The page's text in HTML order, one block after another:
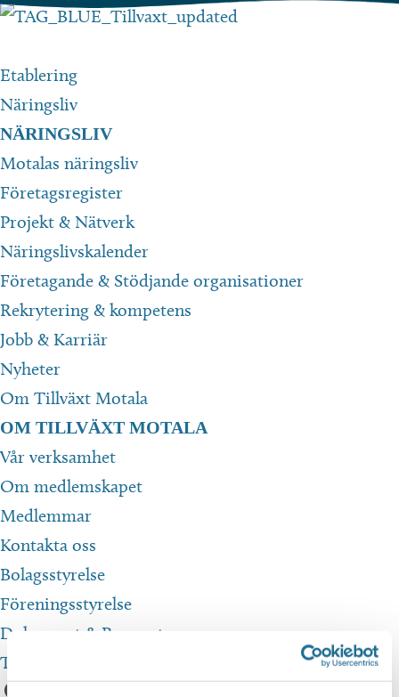
Hoppa
innehåll
Etablering
Näringsliv
NÄRINGSLIV
Motalas näringsliv
Företagsregister
Projekt & Nätverk
Näringslivskalender
Företagande & Stödjande organisationer
Rekrytering & kompetens
Jobb & Karriär
Nyheter
Om Tillväxt Motala
OM TILLVÄXT MOTALA
Vår verksamhet
Om medlemskapet
Medlemmar
Kontakta oss
Bolagsstyrelse
Föreningsstyrelse
Dokument & Rapporter
Translate